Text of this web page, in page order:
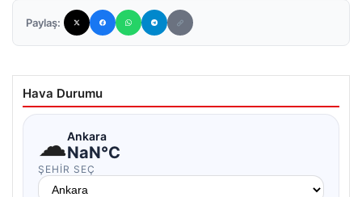
Paylaş:
Hava Durumu
☁Ankara
NaN°C
ŞEHIR SEÇ